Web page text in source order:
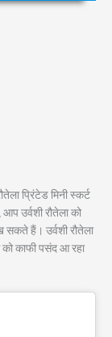
प्रिंटेड मिनी स्कर्ट
उर्वशी रौतेला को
हैं। उर्वशी रौतेला
काफी पसंद आ रहा